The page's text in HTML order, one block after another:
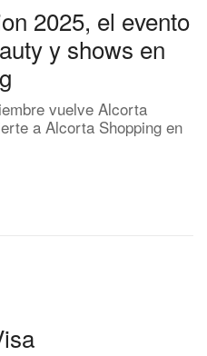
2025, el evento
y shows en
vuelve Alcorta
a Alcorta Shopping en